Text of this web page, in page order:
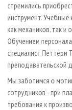
стремились
инструмент.
как механиков, так и
Обучением
специалист Петтери
преподавательской
Мы заботимся о
сотрудников - при
требования к